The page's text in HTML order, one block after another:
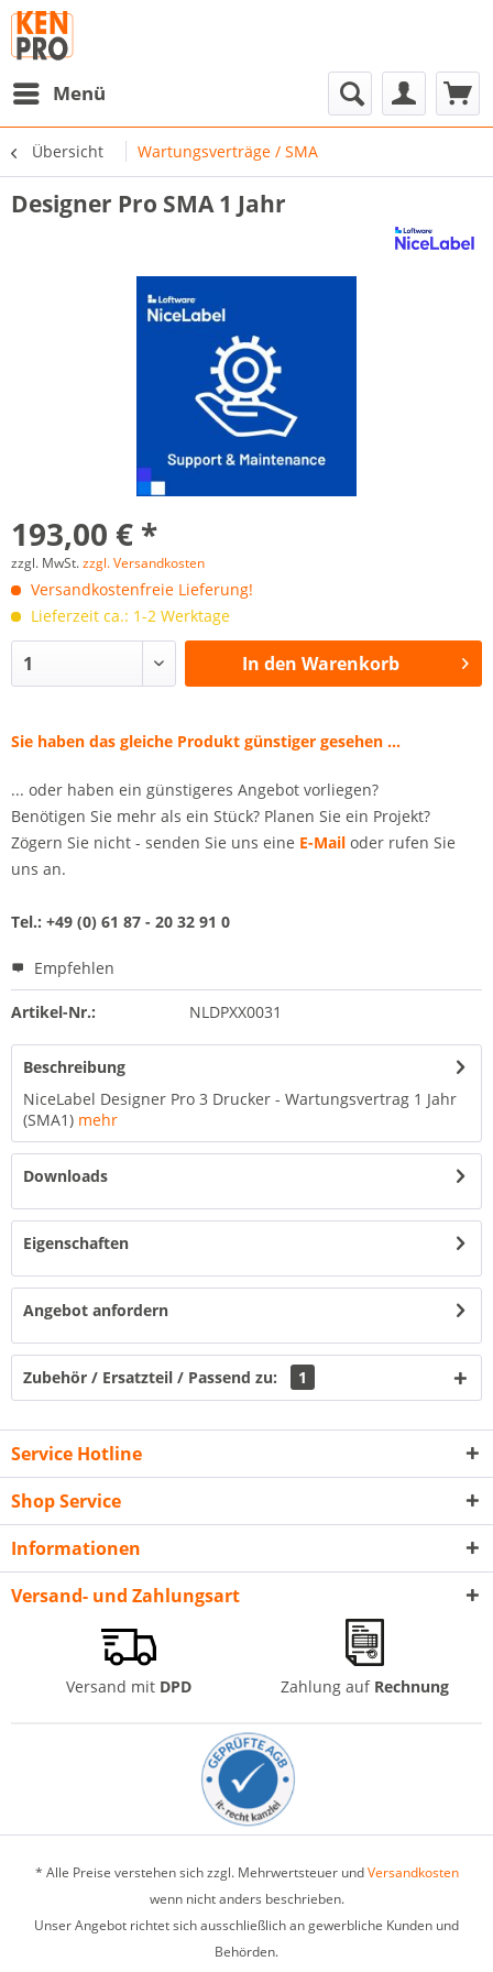
Menü
Übersicht Wartungsverträge / SMA
Designer Pro SMA 1 Jahr
193,00 € *
zzgl. MwSt.zzgl. Versandkosten
Versandkostenfreie Lieferung!
Lieferzeit ca.: 1-2 Werktage
In den Warenkorb
Sie haben das gleiche Produkt günstiger gesehen ...
... oder haben ein günstigeres Angebot vorliegen?
Benötigen Sie mehr als ein Stück? Planen Sie ein Projekt?
Zögern Sie nicht - senden Sie uns eine E-Mail oder rufen Sie
uns an.
Tel.: +49 (0) 61 87 - 20 32 91 0
Empfehlen
Artikel-Nr.: NLDPXX0031
Beschreibung
NiceLabel Designer Pro 3 Drucker - Wartungsvertrag 1 Jahr
(SMA1) mehr
Downloads
Eigenschaften
Angebot anfordern
Zubehör / Ersatzteil / Passend zu: 1
Service Hotline
Shop Service
Informationen
Versand- und Zahlungsart
Versand mit DPD Zahlung auf Rechnung
* Alle Preise verstehen sich zzgl. Mehrwertsteuer undVersandkosten
wenn nicht anders beschrieben.
Unser Angebot richtet sich ausschließlich an gewerbliche Kunden und
Behörden.